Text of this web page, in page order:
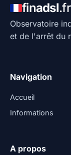
finadsl.fr
Observatoire
et de l'arrêt du
Navigation
Accueil
Informations
A propos